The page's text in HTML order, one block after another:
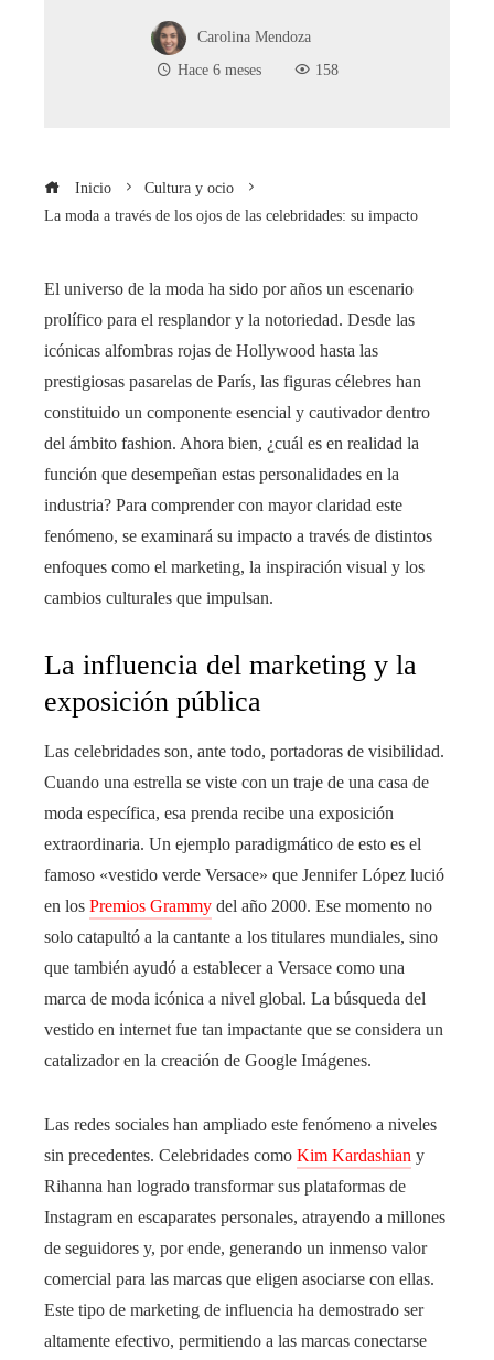
Carolina Mendoza
Hace 6 meses
158
Inicio
Cultura y ocio
La moda a través de los ojos de las celebridades: su impacto
El universo de la moda ha sido por años un escenario
prolífico para el resplandor y la notoriedad. Desde las
icónicas alfombras rojas de Hollywood hasta las
prestigiosas pasarelas de París, las figuras célebres han
constituido un componente esencial y cautivador dentro
del ámbito fashion. Ahora bien, ¿cuál es en realidad la
función que desempeñan estas personalidades en la
industria? Para comprender con mayor claridad este
fenómeno, se examinará su impacto a través de distintos
enfoques como el marketing, la inspiración visual y los
cambios culturales que impulsan.
La influencia del marketing y la
exposición pública
Las celebridades son, ante todo, portadoras de visibilidad.
Cuando una estrella se viste con un traje de una casa de
moda específica, esa prenda recibe una exposición
extraordinaria. Un ejemplo paradigmático de esto es el
famoso «vestido verde Versace» que Jennifer López lució
en los Premios Grammy del año 2000. Ese momento no
solo catapultó a la cantante a los titulares mundiales, sino
que también ayudó a establecer a Versace como una
marca de moda icónica a nivel global. La búsqueda del
vestido en internet fue tan impactante que se considera un
catalizador en la creación de Google Imágenes.
Las redes sociales han ampliado este fenómeno a niveles
sin precedentes. Celebridades como Kim Kardashian y
Rihanna han logrado transformar sus plataformas de
Instagram en escaparates personales, atrayendo a millones
de seguidores y, por ende, generando un inmenso valor
comercial para las marcas que eligen asociarse con ellas.
Este tipo de marketing de influencia ha demostrado ser
altamente efectivo, permitiendo a las marcas conectarse